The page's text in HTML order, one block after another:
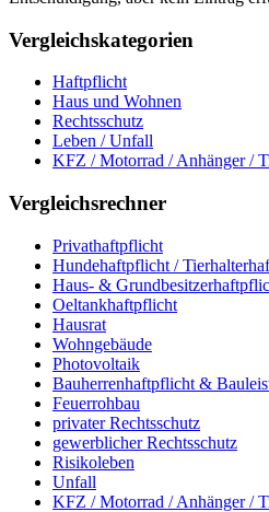
Vergleichskategorien
Haftpflicht
Haus und Wohnen
Rechtsschutz
Leben / Unfall
KFZ / Motorrad / Anhänger /
Vergleichsrechner
Privathaftpflicht
Hundehaftpflicht /
Haus- &
Oeltankhaftpflicht
Hausrat
Wohngebäude
Photovoltaik
Bauherrenhaftpflicht &
Feuerrohbau
privater Rechtsschutz
gewerblicher Rechtsschutz
Risikoleben
Unfall
KFZ / Motorrad / Anhänger /